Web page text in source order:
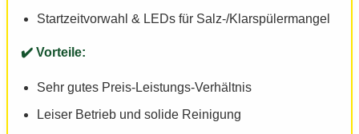
Startzeitvorwahl & LEDs für Salz-/Klarspülermangel
Sehr gutes Preis-Leistungs-Verhältnis
Leiser Betrieb und solide Reinigung